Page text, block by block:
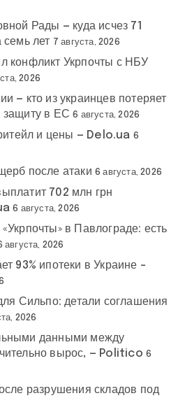
Рады — куда исчез 71
семь лет 7 августа, 2026
конфликт Укрпочты с НБУ
2026
— кто из украинцев потеряет
защиту в ЕС 6 августа, 2026
и цены — Delo.ua 6
после атаки 6 августа, 2026
702 млн грн
6 августа, 2026
в Павлограде: есть
августа, 2026
93% ипотеки в Украине –
Сильпо: детали соглашения
2026
данными между
вырос, — Politico 6
разрушения складов под